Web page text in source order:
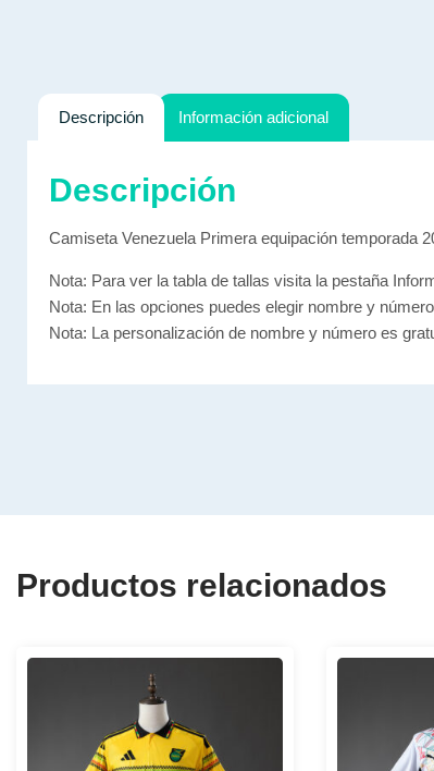
Descripción Información adicional
Descripción
Camiseta Venezuela Primera equipación temporada
Nota: Para ver la tabla de tallas visita la pestaña
Nota: En las opciones puedes elegir nombre y
Nota: La personalización de nombre y número es
Productos relacionados